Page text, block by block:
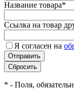
Название товара*
Ссылка на товар
Я согласен на
* - Поля,